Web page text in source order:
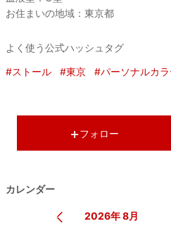
お住まいの地域： 東京都
よく使う公式ハッシュタグ
#ストール #東京 #パーソナルカ
フォロー
カレンダー
2026年 8月